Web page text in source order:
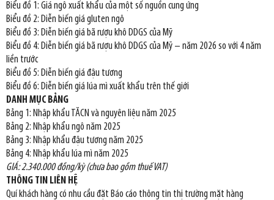
Biểu đồ 1: Giá ngô xuất khẩu của một số nguồn cung ứng
Biểu đồ 2: Diễn biến giá gluten ngô
Biểu đồ 3: Diễn biến giá bã rượu khô DDGS của Mỹ
Biểu đồ 4: Diễn biến giá bã rượu khô DDGS của Mỹ – năm 2026 so với 4 năm
liền trước
Biểu đồ 5: Diễn biến giá đậu tương
Biểu đồ 6: Diễn biến giá lúa mì xuất khẩu trên thế giới
DANH MỤC BẢNG
Bảng 1: Nhập khẩu TĂCN và nguyên liệu năm 2025
Bảng 2: Nhập khẩu ngô năm 2025
Bảng 3: Nhập khẩu đậu tương năm 2025
Bảng 4: Nhập khẩu lúa mì năm 2025
GIÁ: 2.340.000 đồng/kỳ (chưa bao gồm thuế VAT)
THÔNG TIN LIÊN HỆ
Quí khách hàng có nhu cầu đặt Báo cáo thông tin thị trường mặt hàng